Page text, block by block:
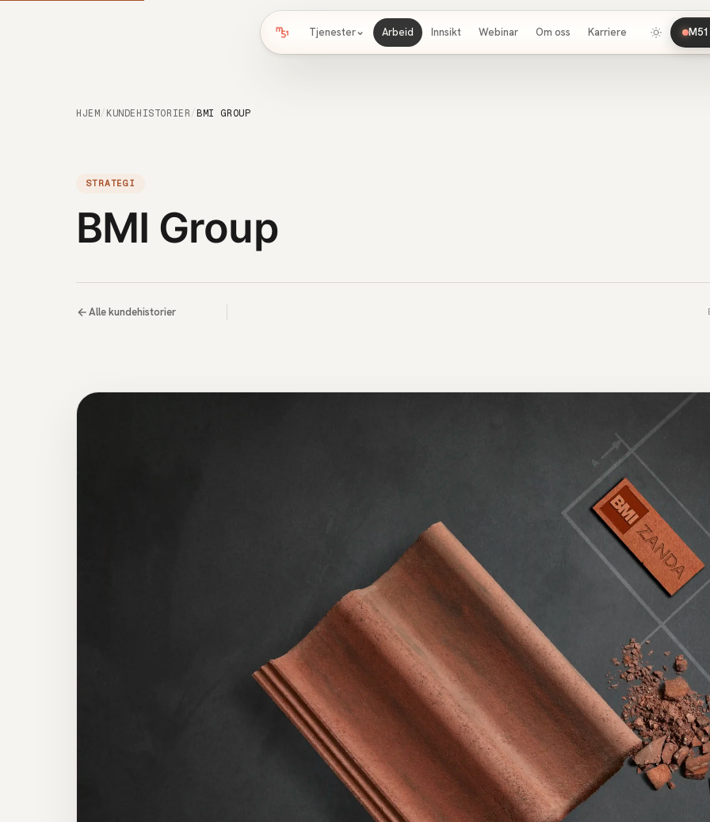
Tjenester Arbeid Innsikt Webinar Om oss Karriere M51
HJEM / KUNDEHISTORIER / BMI GROUP
STRATEGI
BMI Group
Alle kundehistorier